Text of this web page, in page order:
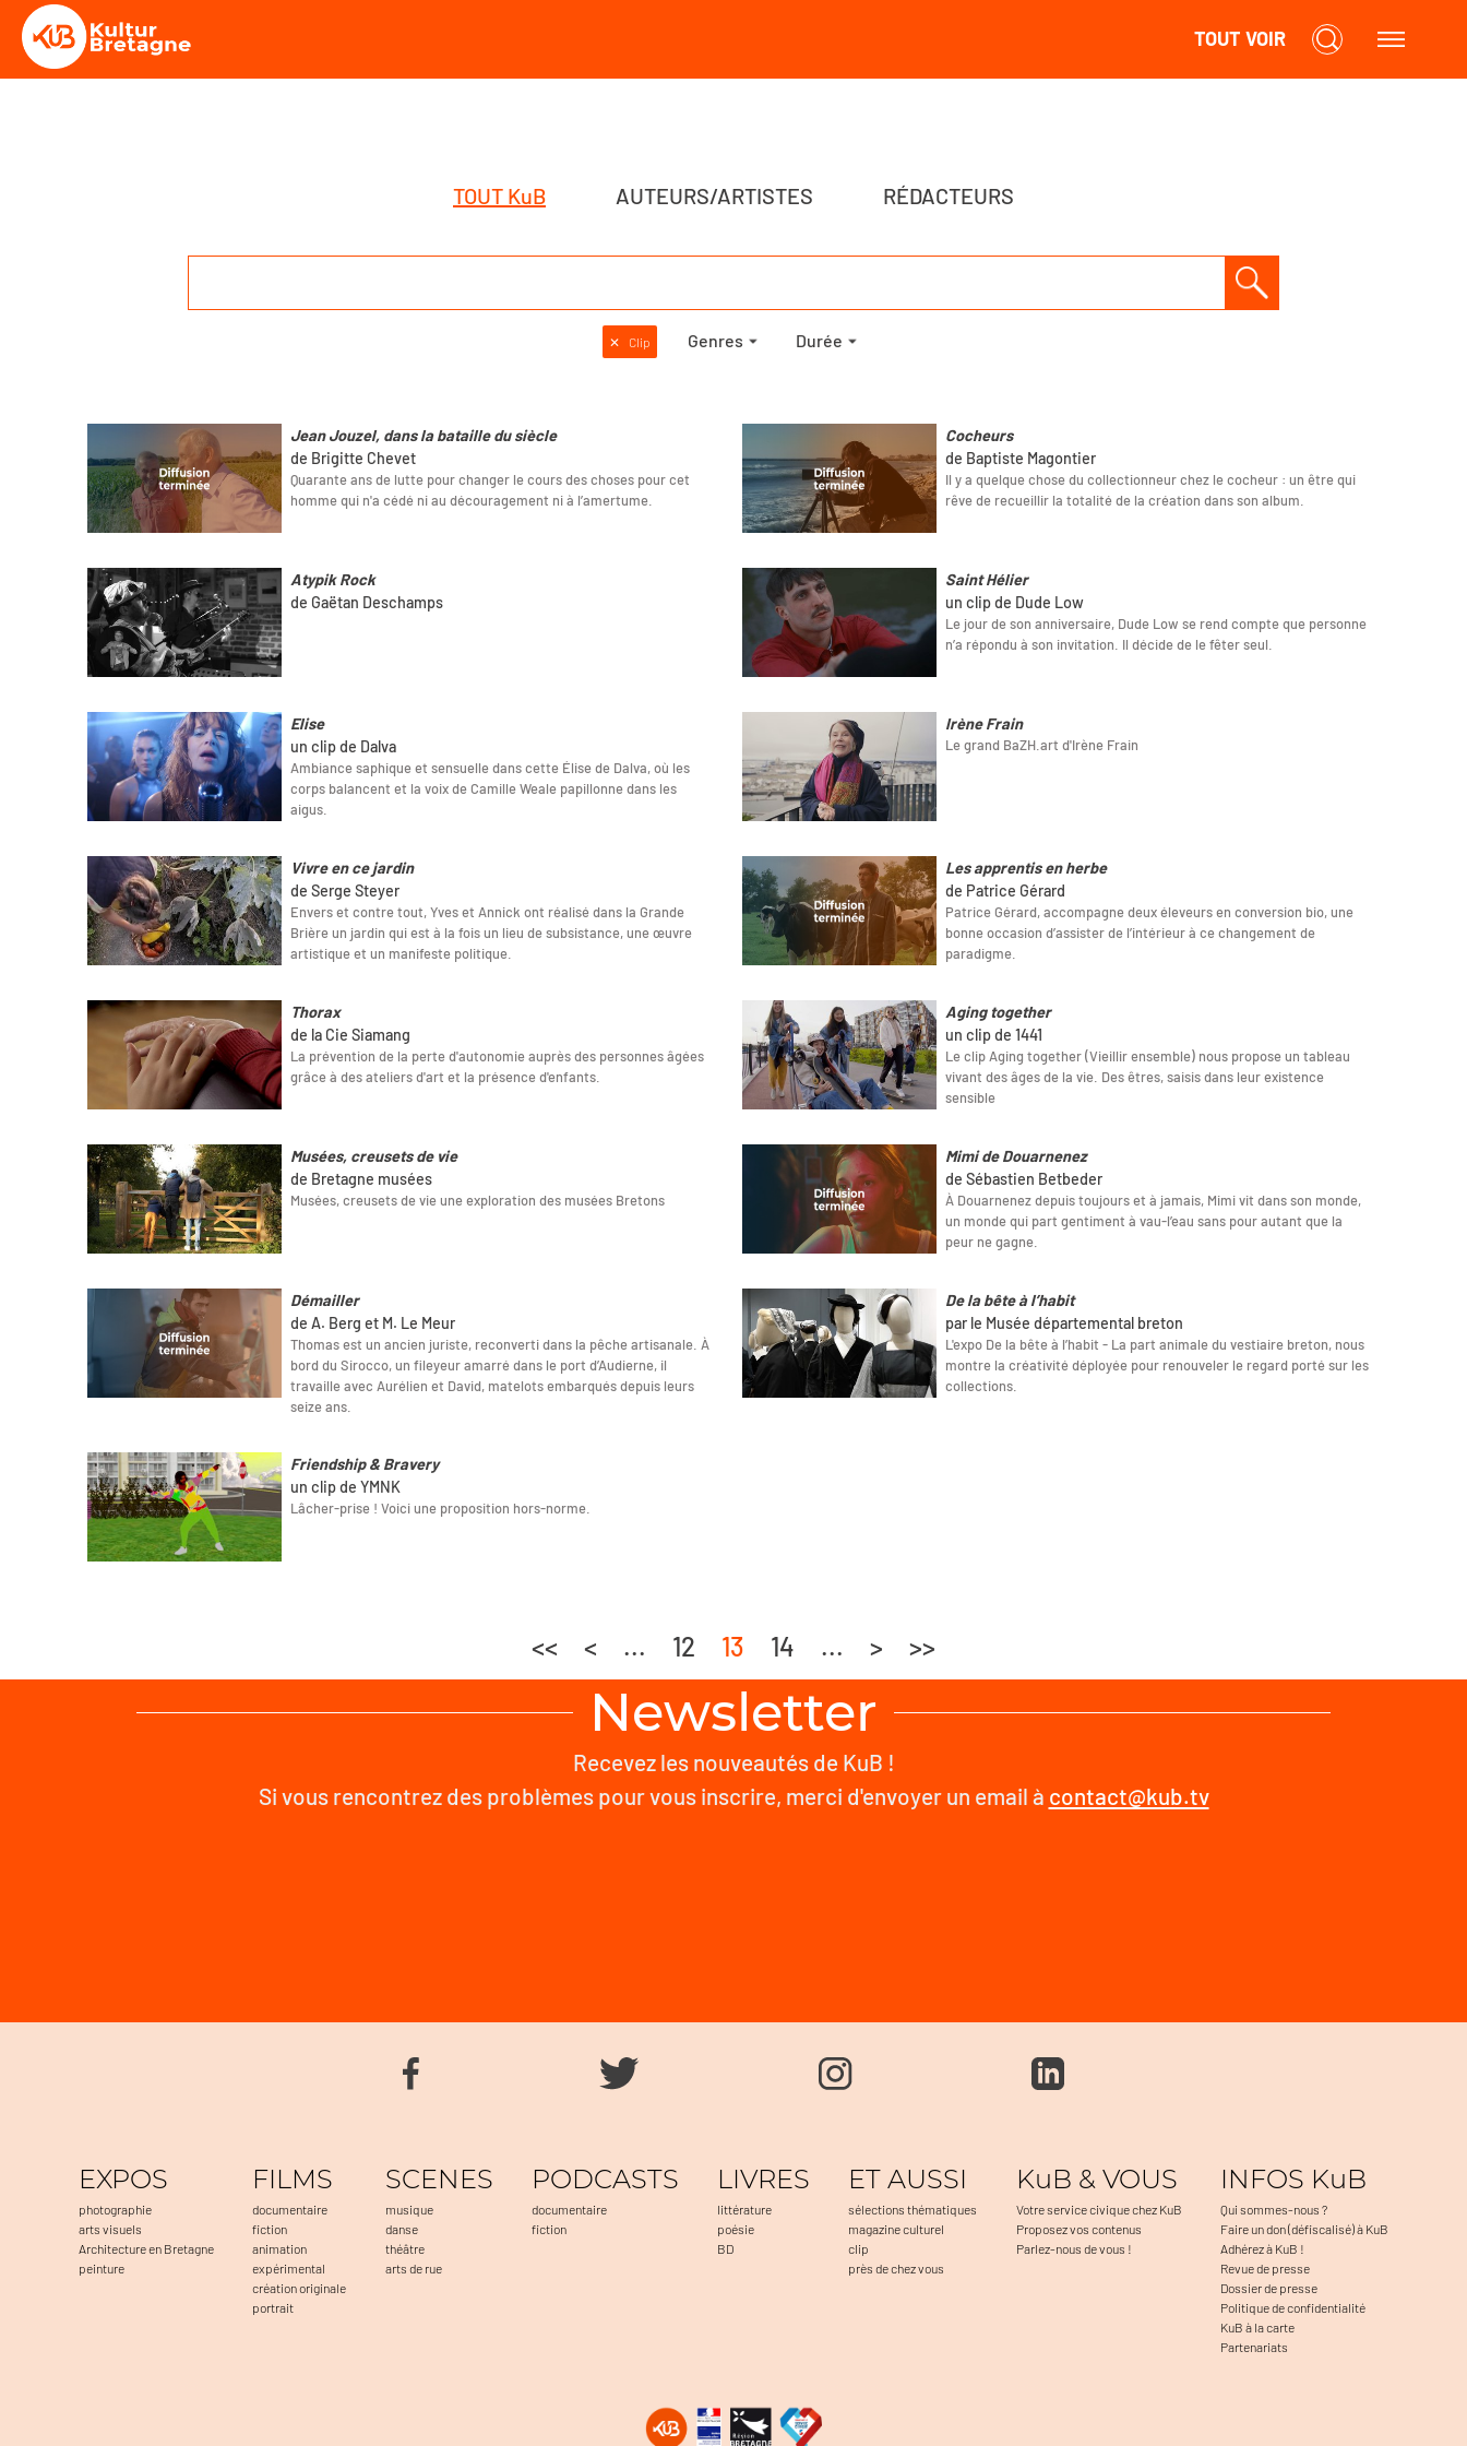
TOUT VOIR
TOUT KuB AUTEURS/ARTISTES RÉDACTEURS
✕ Clip Genres Durée
Jean Jouzel, dans la bataille du siècle
de Brigitte Chevet
Quarante ans de lutte pour changer le cours des choses pour cet
homme qui n'a cédé ni au découragement ni à l’amertume.
Cocheurs
de Baptiste Magontier
Il y a quelque chose du collectionneur chez le cocheur : un être qui
rêve de recueillir la totalité de la création dans son album.
Atypik Rock
de Gaëtan Deschamps
Saint Hélier
un clip de Dude Low
Le jour de son anniversaire, Dude Low se rend compte que personne
n’a répondu à son invitation. Il décide de le fêter seul.
Elise
un clip de Dalva
Ambiance saphique et sensuelle dans cette Élise de Dalva, où les
corps balancent et la voix de Camille Weale papillonne dans les
aigus.
Irène Frain
Le grand BaZH.art d'Irène Frain
Vivre en ce jardin
de Serge Steyer
Envers et contre tout, Yves et Annick ont réalisé dans la Grande
Brière un jardin qui est à la fois un lieu de subsistance, une œuvre
artistique et un manifeste politique.
Les apprentis en herbe
de Patrice Gérard
Patrice Gérard, accompagne deux éleveurs en conversion bio, une
bonne occasion d’assister de l’intérieur à ce changement de
paradigme.
Thorax
de la Cie Siamang
La prévention de la perte d'autonomie auprès des personnes âgées
grâce à des ateliers d'art et la présence d'enfants.
Aging together
un clip de 1441
Le clip Aging together (Vieillir ensemble) nous propose un tableau
vivant des âges de la vie. Des êtres, saisis dans leur existence
sensible
Musées, creusets de vie
de Bretagne musées
Musées, creusets de vie une exploration des musées Bretons
Mimi de Douarnenez
de Sébastien Betbeder
À Douarnenez depuis toujours et à jamais, Mimi vit dans son monde,
un monde qui part gentiment à vau-l’eau sans pour autant que la
peur ne gagne.
Démailler
de A. Berg et M. Le Meur
Thomas est un ancien juriste, reconverti dans la pêche artisanale. À
bord du Sirocco, un fileyeur amarré dans le port d’Audierne, il
travaille avec Aurélien et David, matelots embarqués depuis leurs
seize ans.
De la bête à l’habit
par le Musée départemental breton
L'expo De la bête à l’habit - La part animale du vestiaire breton, nous
montre la créativité déployée pour renouveler le regard porté sur les
collections.
Friendship & Bravery
un clip de YMNK
Lâcher-prise ! Voici une proposition hors-norme.
<< < ... 12 13 14 ... > >>
Newsletter
Recevez les nouveautés de KuB !
Si vous rencontrez des problèmes pour vous inscrire, merci d'envoyer un email à contact@kub.tv
EXPOS
photographie
arts visuels
Architecture en Bretagne
peinture
FILMS
documentaire
fiction
animation
expérimental
création originale
portrait
SCENES
musique
danse
théâtre
arts de rue
PODCASTS
documentaire
fiction
LIVRES
littérature
poésie
BD
ET AUSSI
sélections thématiques
magazine culturel
clip
près de chez vous
KuB & VOUS
Votre service civique chez KuB
Proposez vos contenus
Parlez-nous de vous !
INFOS KuB
Qui sommes-nous ?
Faire un don (défiscalisé) à KuB
Adhérez à KuB !
Revue de presse
Dossier de presse
Politique de confidentialité
KuB à la carte
Partenariats